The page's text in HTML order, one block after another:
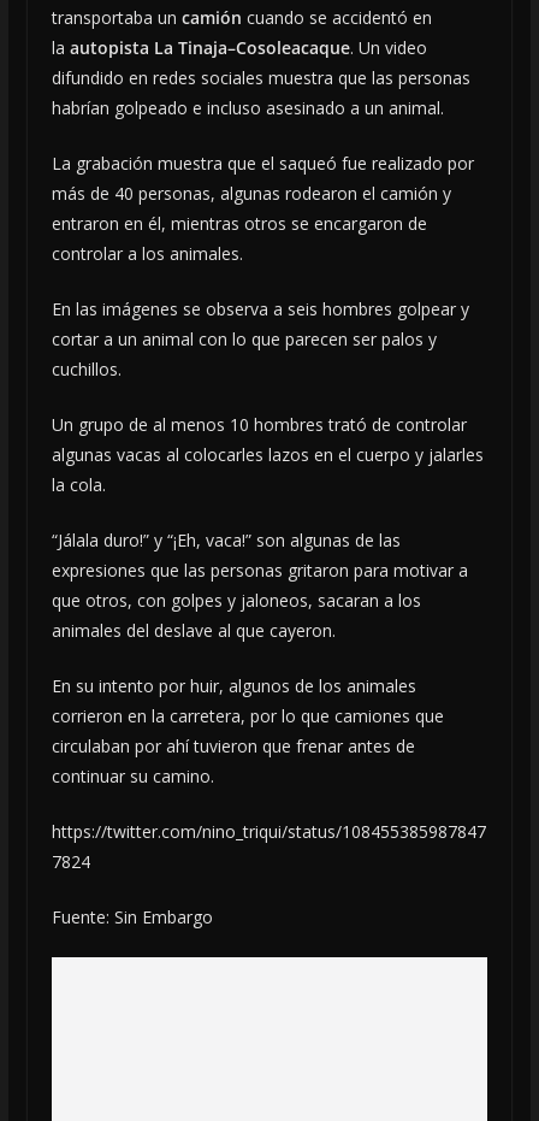
transportaba un camión cuando se accidentó en
la autopista La Tinaja–Cosoleacaque. Un video
difundido en redes sociales muestra que las personas
habrían golpeado e incluso asesinado a un animal.
La grabación muestra que el saqueó fue realizado por
más de 40 personas, algunas rodearon el camión y
entraron en él, mientras otros se encargaron de
controlar a los animales.
En las imágenes se observa a seis hombres golpear y
cortar a un animal con lo que parecen ser palos y
cuchillos.
Un grupo de al menos 10 hombres trató de controlar
algunas vacas al colocarles lazos en el cuerpo y jalarles
la cola.
“Jálala duro!” y “¡Eh, vaca!” son algunas de las
expresiones que las personas gritaron para motivar a
que otros, con golpes y jaloneos, sacaran a los
animales del deslave al que cayeron.
En su intento por huir, algunos de los animales
corrieron en la carretera, por lo que camiones que
circulaban por ahí tuvieron que frenar antes de
continuar su camino.
https://twitter.com/nino_triqui/status/108455385987847
7824
Fuente: Sin Embargo